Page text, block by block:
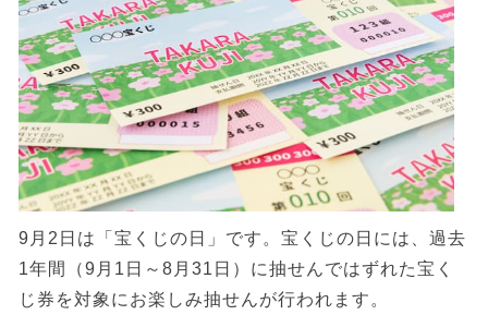
9月2日は「宝くじの日」です。宝くじの日には、過去
1年間（9月1日～8月31日）に抽せんではずれた宝く
じ券を対象にお楽しみ抽せんが行われます。